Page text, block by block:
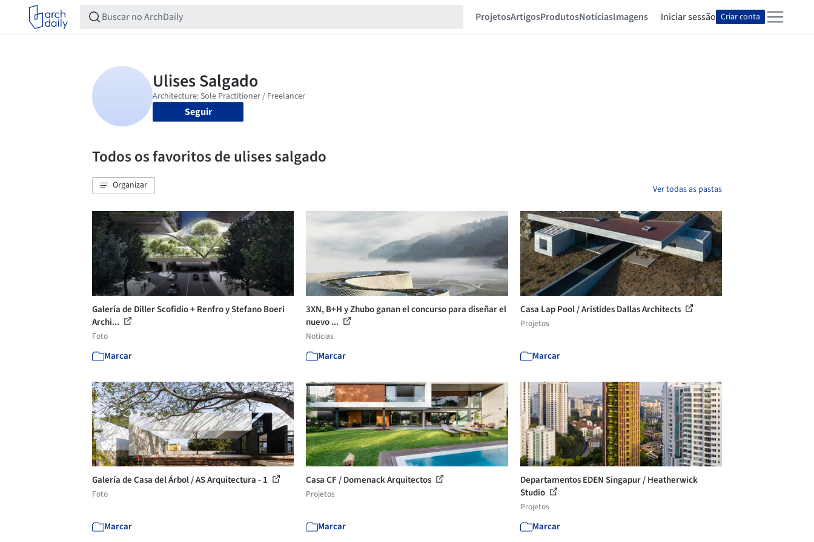
ProjetosArtigosProdutosNotíciasImagens Iniciar sessão Criar conta
Seguir
Todos os favoritos de ulises salgado
Organizar Ver todas as pastas
Galería de Diller Scofidio + Renfro y Stefano Boeri
Archi...
Foto
Marcar
3XN, B+H y Zhubo ganan el concurso para diseñar el
nuevo ...
Notícias
Marcar
Casa Lap Pool / Aristides Dallas Architects
Projetos
Marcar
Galería de Casa del Árbol / AS Arquitectura - 1
Foto
Marcar
Casa CF / Domenack Arquitectos
Projetos
Marcar
Departamentos EDEN Singapur / Heatherwick
Studio
Projetos
Marcar